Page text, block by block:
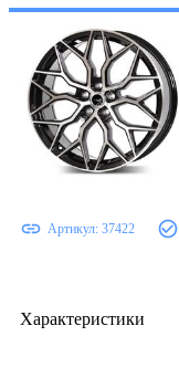
Артикул: 37422
Характеристики